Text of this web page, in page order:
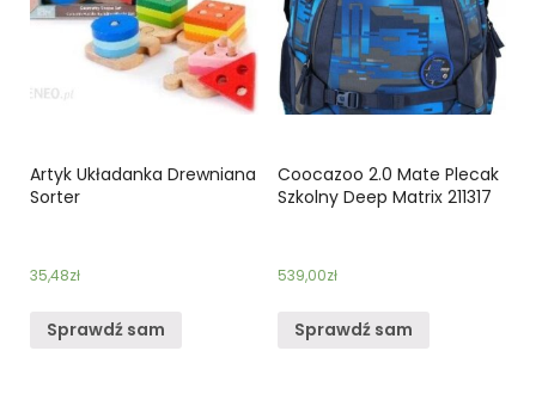
Artyk Układanka Drewniana
Sorter
35,48zł
Sprawdź sam
Coocazoo 2.0 Mate Plecak
Szkolny Deep Matrix 211317
539,00zł
Sprawdź sam